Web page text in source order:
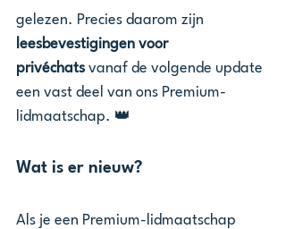
gelezen. Precies daarom zijn
leesbevestigingen voor
privéchats vanaf de volgende update
een vast deel van ons Premium-
lidmaatschap. 👑
Wat is er nieuw?
Als je een Premium-lidmaatschap